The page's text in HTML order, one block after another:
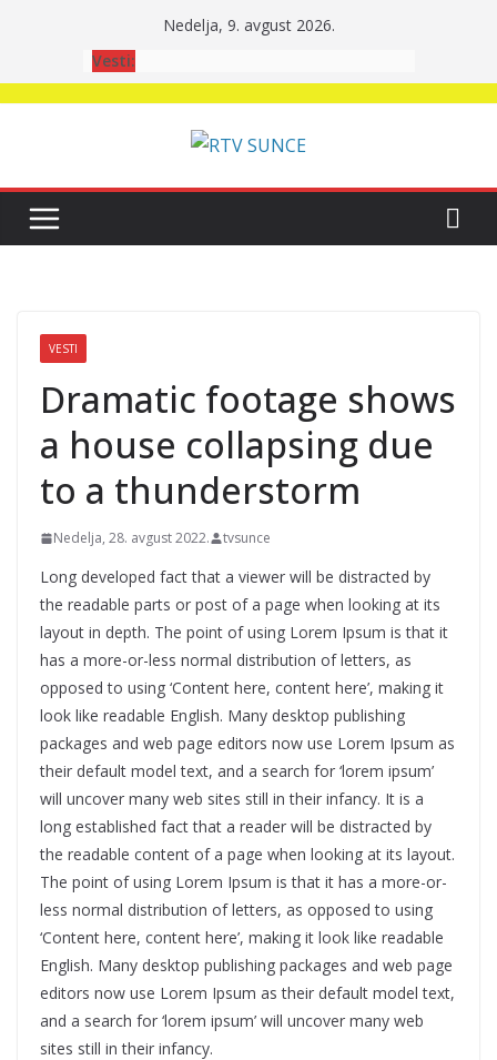
Nedelja, 9. avgust 2026.
Vesti:
VESTI
Dramatic footage shows
a house collapsing due
to a thunderstorm
Nedelja, 28. avgust 2022. tvsunce
Long developed fact that a viewer will be distracted by
the readable parts or post of a page when looking at its
layout in depth. The point of using Lorem Ipsum is that it
has a more-or-less normal distribution of letters, as
opposed to using ‘Content here, content here’, making it
look like readable English. Many desktop publishing
packages and web page editors now use Lorem Ipsum as
their default model text, and a search for ‘lorem ipsum’
will uncover many web sites still in their infancy. It is a
long established fact that a reader will be distracted by
the readable content of a page when looking at its layout.
The point of using Lorem Ipsum is that it has a more-or-
less normal distribution of letters, as opposed to using
‘Content here, content here’, making it look like readable
English. Many desktop publishing packages and web page
editors now use Lorem Ipsum as their default model text,
and a search for ‘lorem ipsum’ will uncover many web
sites still in their infancy.